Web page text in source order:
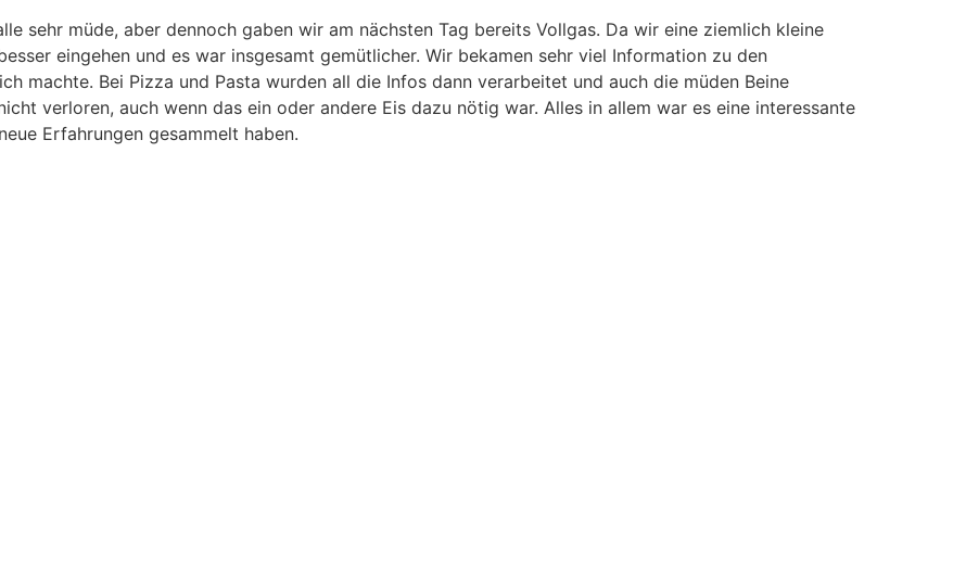
sehr müde, aber dennoch gaben wir am nächsten Tag bereits Vollgas. Da wir eine ziemlich kleine
eingehen und es war insgesamt gemütlicher. Wir bekamen sehr viel Information zu den
machte. Bei Pizza und Pasta wurden all die Infos dann verarbeitet und auch die müden Beine
verloren, auch wenn das ein oder andere Eis dazu nötig war. Alles in allem war es eine interessante
Erfahrungen gesammelt haben.